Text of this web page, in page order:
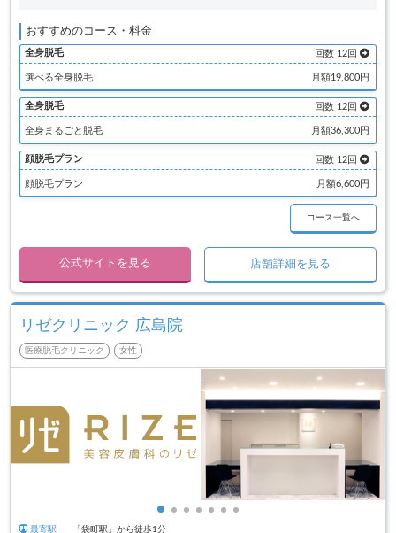
おすすめのコース・料金
全身脱毛 回数 12回
選べる全身脱毛 月額19,800円
全身脱毛 回数 12回
全身まるごと脱毛 月額36,300円
顔脱毛プラン 回数 12回
顔脱毛プラン 月額6,600円
コース一覧へ
公式サイトを見る 店舗詳細を見る
リゼクリニック 広島院
医療脱毛クリニック 女性
最寄駅 「袋町駅」から徒歩1分